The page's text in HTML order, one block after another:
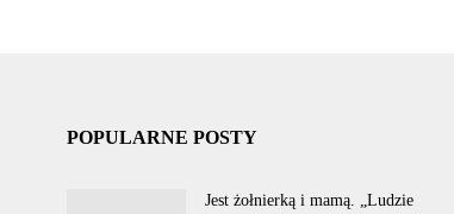
POPULARNE POSTY
Jest żołnierką i mamą. „Ludzie